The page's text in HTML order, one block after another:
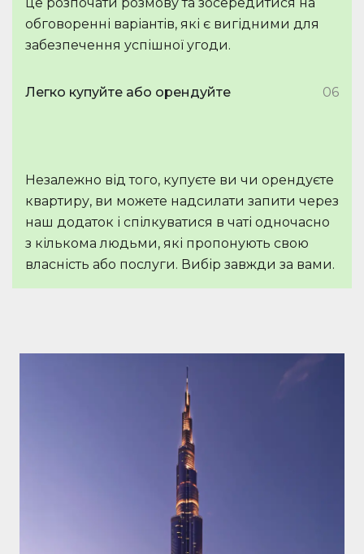
обговоренні варіантів, які є вигідними для
забезпечення успішної угоди.
Легко купуйте або орендуйте 06
Незалежно від того, купуєте ви чи орендуєте
квартиру, ви можете надсилати запити через
наш додаток і спілкуватися в чаті одночасно
з кількома людьми, які пропонують свою
власність або послуги. Вибір завжди за вами.